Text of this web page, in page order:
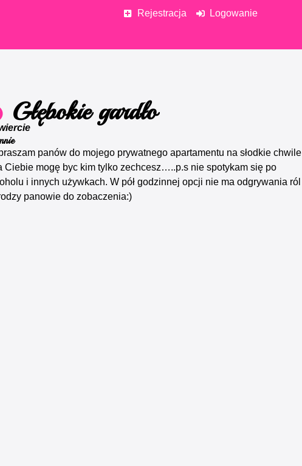
Rejestracja Logowanie
Głębokie gardło
panów do mojego prywatnego apartamentu na słodkie chwile
Ciebie mogę byc kim tylko zechcesz…..p.s nie spotykam się po
i innych używkach. W pół godzinnej opcji nie ma odgrywania ról
panowie do zobaczenia:)